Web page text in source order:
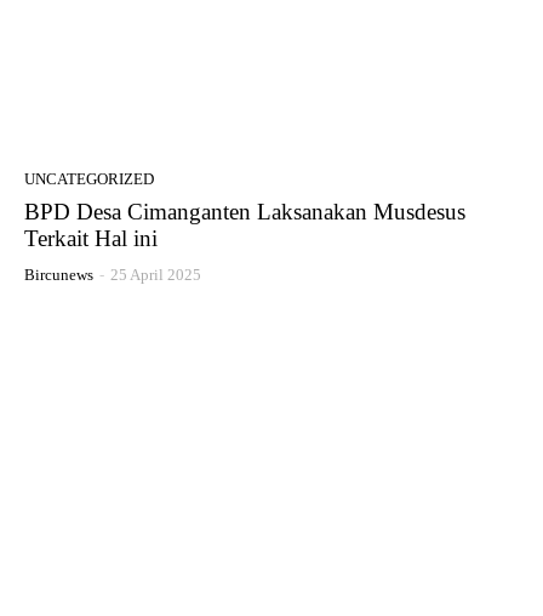
UNCATEGORIZED
BPD Desa Cimanganten Laksanakan Musdesus
Terkait Hal ini
Bircunews - 25 April 2025